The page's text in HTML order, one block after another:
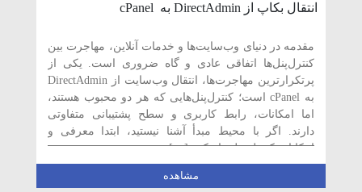
انتقال بکاپ از DirectAdmin به cPanel
مقدمه در دنیای وب‌سایت‌ها و خدمات آنلاین، مهاجرت بین
کنترل‌پنل‌ها اتفاقی عادی و گاه ضروری است. یکی از
پرتکرارترین مهاجرت‌ها، انتقال وب‌سایت از DirectAdmin
به cPanel است؛ کنترل‌پنل‌هایی که هر دو محبوب هستند،
اما امکانات، رابط کاربری و سطح پشتیبانی متفاوتی
دارند. اگر با محیط مبدأ آشنا نیستید، ابتدا معرفی و
امکانات کنترل پنل دایرکت […]
مشاهده